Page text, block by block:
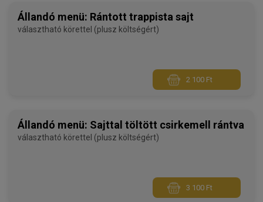
Állandó menü: Rántott trappista sajt
választható körettel (plusz költségért)
2 100 Ft
Állandó menü: Sajttal töltött csirkemell rántva
választható körettel (plusz költségért)
3 100 Ft